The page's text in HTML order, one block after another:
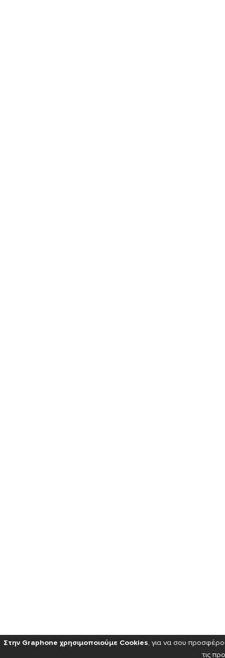
Στην Graphone χρησιμοποιούμε Cookies, για να σου
τις